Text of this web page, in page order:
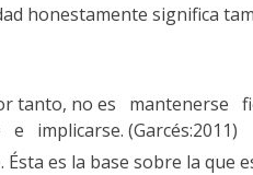
honestamente significa
tanto, no es
implicarse. (Garcés:2011)
Ésta es la base sobre la que